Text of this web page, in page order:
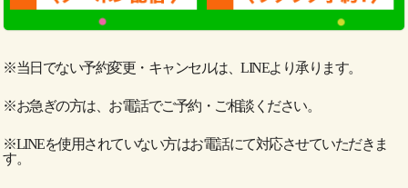
※当日でない予約変更・キャンセルは、LINEより承ります。
※お急ぎの方は、お電話でご予約・ご相談ください。
※LINEを使用されていない方はお電話にて対応させていただきま
す。